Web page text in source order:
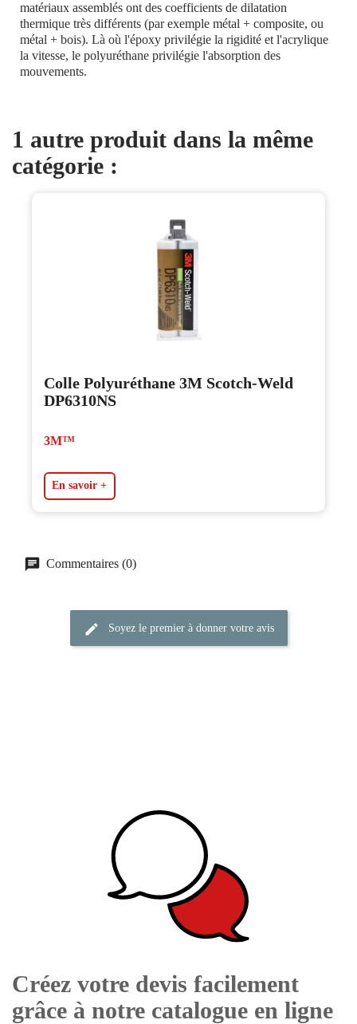
matériaux assemblés ont des coefficients de dilatation
thermique très différents (par exemple métal + composite, ou
métal + bois). Là où l'époxy privilégie la rigidité et l'acrylique
la vitesse, le polyuréthane privilégie l'absorption des
mouvements.
1 autre produit dans la même
catégorie :
Colle Polyuréthane 3M Scotch-Weld
DP6310NS
3M™
En savoir +
Commentaires (0)
Soyez le premier à donner votre avis
Créez votre devis facilement
grâce à notre catalogue en ligne